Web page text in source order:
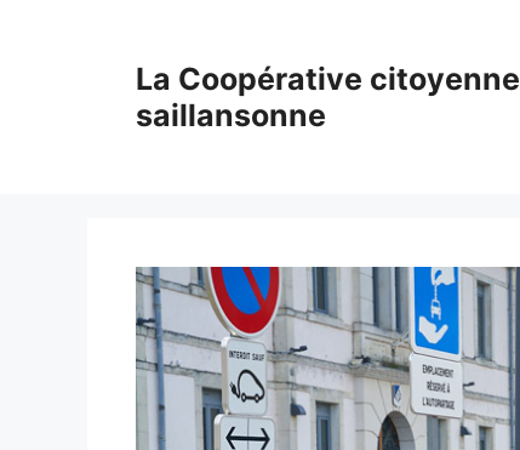
La Coopérative citoyenne
saillansonne